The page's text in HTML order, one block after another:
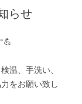
らせ
💪
温、手洗い、
をお願い致し